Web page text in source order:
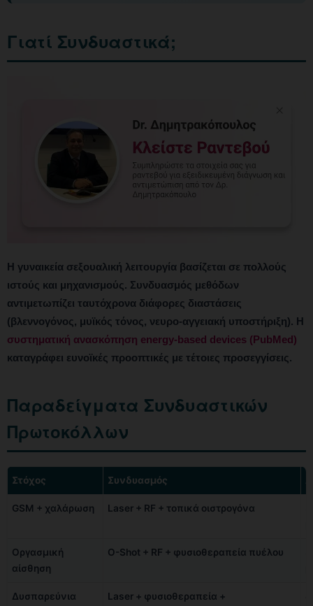
Γιατί Συνδυαστικά;
Η γυναικεία σεξουαλική λειτουργία βασίζεται σε πολλούς
ιστούς και μηχανισμούς. Συνδυασμός μεθόδων
αντιμετωπίζει ταυτόχρονα διάφορες διαστάσεις
(βλεννογόνος, μυϊκός τόνος, νευρο-αγγειακή υποστήριξη). Η
συστηματική ανασκόπηση energy-based devices (PubMed)
καταγράφει ευνοϊκές προοπτικές με τέτοιες προσεγγίσεις.
Παραδείγματα Συνδυαστικών
Πρωτοκόλλων
Στόχος Συνδυασμός
GSM + χαλάρωση Laser + RF + τοπικά οιστρογόνα
Οργασμική
αίσθηση
O-Shot + RF + φυσιοθεραπεία πυέλου
Δυσπαρεύνια
Laser + φυσιοθεραπεία +